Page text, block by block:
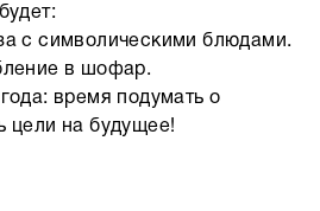
с символическими блюдами.
в шофар.
время подумать о
цели на будущее!